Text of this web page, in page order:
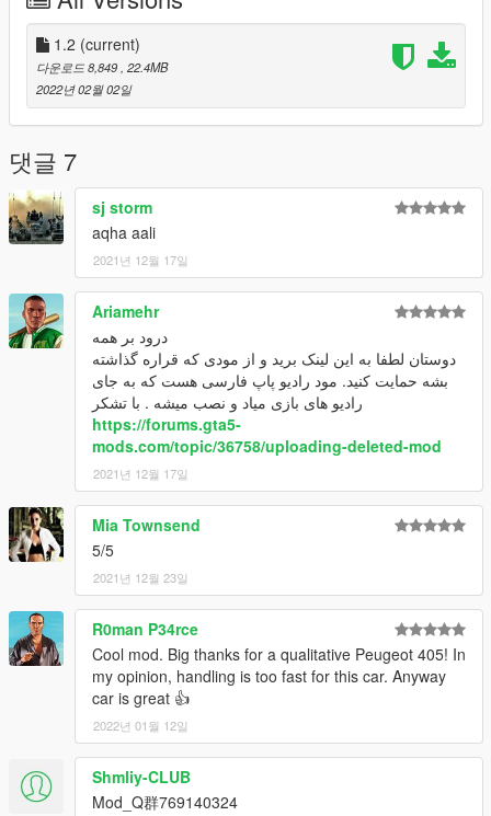
Realistic Mirrors
Custom Collision
Custom Dirt map
All lights functioning properly
Glass tints working
-----------------------------------------------
Telegram : t.me/Persian_GTA_Mods
ING : instagram.com/Persian_GTA_Mods
1.2 (current)
다운로드 8,849 , 22.4MB
2022년 02월 02일
댓글 7
sj storm
aqha aali
2021년 12월 17일
Ariamehr
درود بر همه
دوستان لطفا به این لینک برید و از مودی که قراره گذاشته
بشه حمایت کنید. مود رادیو پاپ فارسی هست که به جای
رادیو های بازی میاد و نصب میشه . با تشکر
https://forums.gta5-
mods.com/topic/36758/uploading-deleted-mod
2021년 12월 17일
Mia Townsend
5/5
2021년 12월 23일
R0man P34rce
Cool mod. Big thanks for a qualitative Peugeot 405! In
my opinion, handling is too fast for this car. Anyway
car is great 👍
2022년 01월 12일
Shmliy-CLUB
Mod_Q群769140324